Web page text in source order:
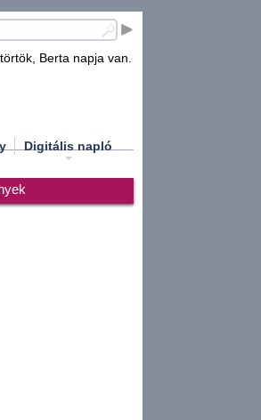
Berta napja van.
Digitális napló